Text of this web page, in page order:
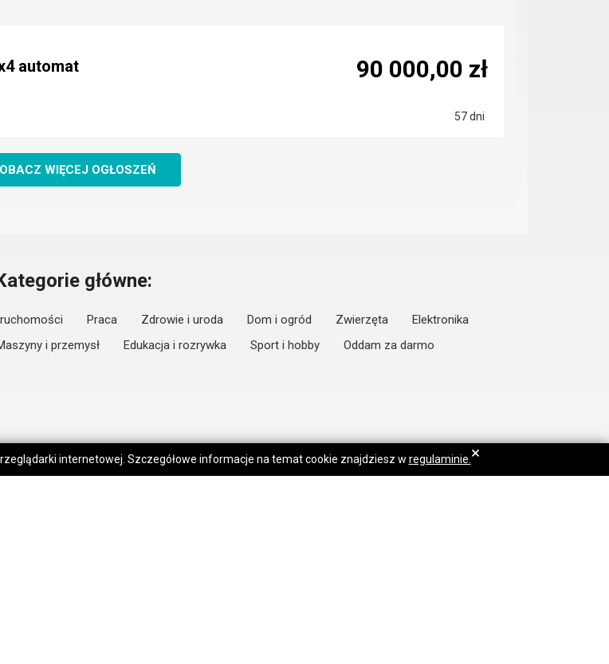
automat
57 dni
90 000,00 zł
WIĘCEJ OGŁOSZEŃ
główne:
Praca Zdrowie i uroda Dom i ogród Zwierzęta
Elektronika
i przemysł Edukacja i rozrywka Sport i hobby
Oddam za darmo
internetowej. Szczegółowe informacje na temat cookie znajdziesz w regulaminie. ×